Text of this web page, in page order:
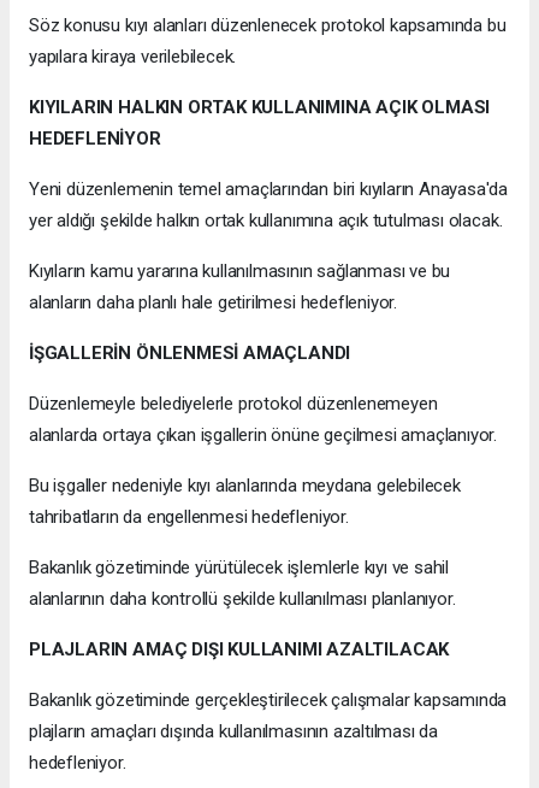
Söz konusu kıyı alanları düzenlenecek protokol kapsamında bu
yapılara kiraya verilebilecek.
KIYILARIN HALKIN ORTAK KULLANIMINA AÇIK OLMASI
HEDEFLENİYOR
Yeni düzenlemenin temel amaçlarından biri kıyıların Anayasa'da
yer aldığı şekilde halkın ortak kullanımına açık tutulması olacak.
Kıyıların kamu yararına kullanılmasının sağlanması ve bu
alanların daha planlı hale getirilmesi hedefleniyor.
İŞGALLERİN ÖNLENMESİ AMAÇLANDI
Düzenlemeyle belediyelerle protokol düzenlenemeyen
alanlarda ortaya çıkan işgallerin önüne geçilmesi amaçlanıyor.
Bu işgaller nedeniyle kıyı alanlarında meydana gelebilecek
tahribatların da engellenmesi hedefleniyor.
Bakanlık gözetiminde yürütülecek işlemlerle kıyı ve sahil
alanlarının daha kontrollü şekilde kullanılması planlanıyor.
PLAJLARIN AMAÇ DIŞI KULLANIMI AZALTILACAK
Bakanlık gözetiminde gerçekleştirilecek çalışmalar kapsamında
plajların amaçları dışında kullanılmasının azaltılması da
hedefleniyor.